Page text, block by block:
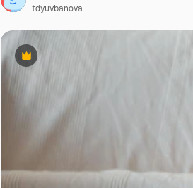
Premium
tdyuvbanova